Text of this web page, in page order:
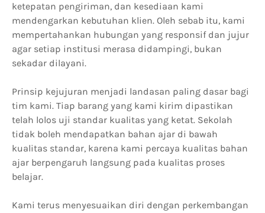
ketepatan pengiriman, dan kesediaan kami
mendengarkan kebutuhan klien. Oleh sebab itu, kami
mempertahankan hubungan yang responsif dan jujur
agar setiap institusi merasa didampingi, bukan
sekadar dilayani.
Prinsip kejujuran menjadi landasan paling dasar bagi
tim kami. Tiap barang yang kami kirim dipastikan
telah lolos uji standar kualitas yang ketat. Sekolah
tidak boleh mendapatkan bahan ajar di bawah
kualitas standar, karena kami percaya kualitas bahan
ajar berpengaruh langsung pada kualitas proses
belajar.
Kami terus menyesuaikan diri dengan perkembangan